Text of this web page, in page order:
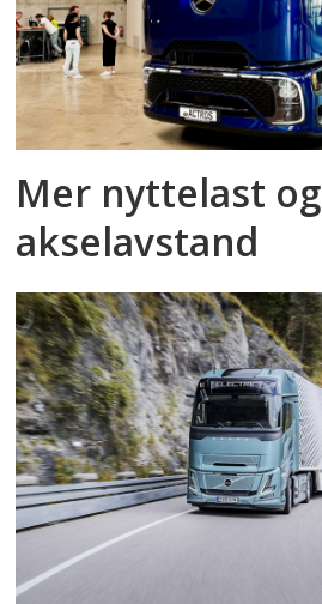
Mer nyttelast
akselavstand